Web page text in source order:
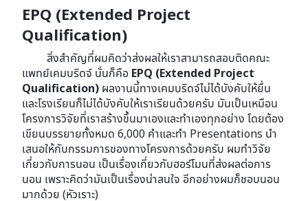
EPQ (Extended Project
Qualification)
สิ่งสำคัญที่ผมคิดว่าส่งผลให้เราสามารถสอบติดคณะ
แพทย์เคมบริดจ์ นั่นก็คือ EPQ (Extended Project
Qualification) ผลงานนี้ทางเคมบริดจ์ไม่ได้บังคับให้ยื่น
และโรงเรียนก็ไม่ได้บังคับให้เราเรียนด้วยครับ มันเป็นเหมือน
โครงการวิจัยที่เราสร้างขึ้นมาเองและทำเองทุกอย่าง โดยต้อง
เขียนบรรยายทั้งหมด 6,000 คำและทำ Presentations นำ
เสนอให้กับกรรมการของทางโครงการด้วยครับ ผมทำวิจัย
เกี่ยวกับการนอน เป็นเรื่องเกี่ยวกับฮอร์โมนที่ส่งผลต่อการ
นอน เพราะคิดว่ามันเป็นเรื่องน่าสนใจ อีกอย่างผมก็ชอบนอน
มากด้วย (หัวเราะ)